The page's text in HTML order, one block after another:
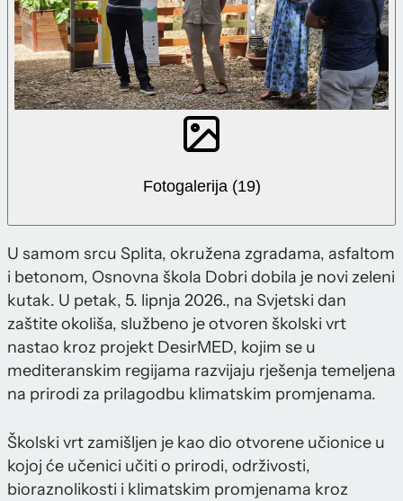
Fotogalerija (19)
U samom srcu Splita, okružena zgradama, asfaltom
i betonom, Osnovna škola Dobri dobila je novi zeleni
kutak. U petak, 5. lipnja 2026., na Svjetski dan
zaštite okoliša, službeno je otvoren školski vrt
nastao kroz projekt DesirMED, kojim se u
mediteranskim regijama razvijaju rješenja temeljena
na prirodi za prilagodbu klimatskim promjenama.
Školski vrt zamišljen je kao dio otvorene učionice u
kojoj će učenici učiti o prirodi, održivosti,
bioraznolikosti i klimatskim promjenama kroz